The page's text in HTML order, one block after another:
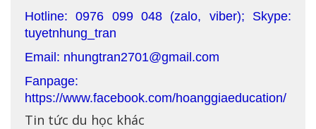
Hotline: 0976 099 048 (zalo, viber); Skype:
tuyetnhung_tran
Email: nhungtran2701@gmail.com
Fanpage:
https://www.facebook.com/hoanggiaeducation/
Tin tức du học khác